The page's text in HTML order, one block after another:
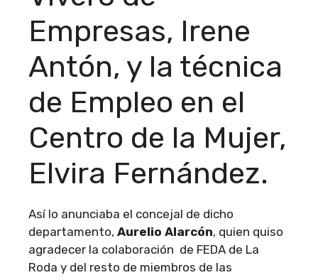
Empresas, Irene
Antón, y la técnica
de Empleo en el
Centro de la Mujer,
Elvira Fernández.
Así lo anunciaba el concejal de dicho
departamento, Aurelio Alarcón, quien quiso
agradecer la colaboración de FEDA de La
Roda y del resto de miembros de las